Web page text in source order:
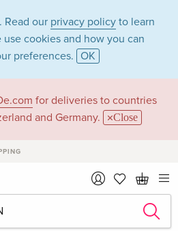
Read our privacy policy to learn
cookies and how you can
preferences. OK
for deliveries to countries
and Germany.
Close